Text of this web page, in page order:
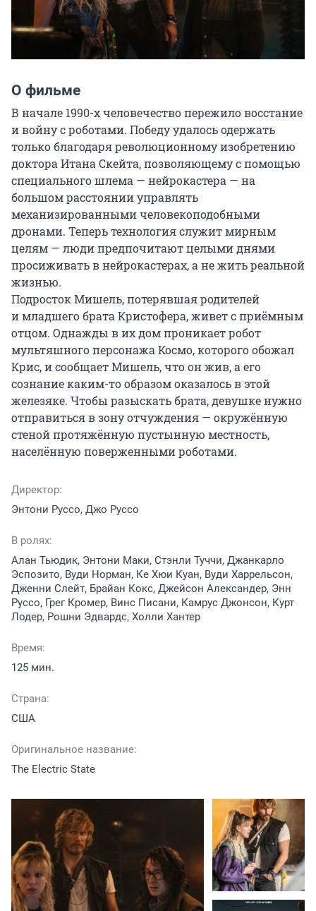
О фильме
В начале 1990-х человечество пережило восстание
и войну с роботами. Победу удалось одержать
только благодаря революционному изобретению
доктора Итана Скейта, позволяющему с помощью
специального шлема — нейрокастера — на
большом расстоянии управлять
механизированными человекоподобными
дронами. Теперь технология служит мирным
целям — люди предпочитают целыми днями
просиживать в нейрокастерах, а не жить реальной
жизнью.
Подросток Мишель, потерявшая родителей
и младшего брата Кристофера, живет с приёмным
отцом. Однажды в их дом проникает робот
мультяшного персонажа Космо, которого обожал
Крис, и сообщает Мишель, что он жив, а его
сознание каким-то образом оказалось в этой
железяке. Чтобы разыскать брата, девушке нужно
отправиться в зону отчуждения — окружённую
стеной протяжённую пустынную местность,
населённую поверженными роботами.
Директор:
Энтони Руссо, Джо Руссо
В ролях:
Алан Тьюдик, Энтони Маки, Стэнли Туччи, Джанкарло
Эспозито, Вуди Норман, Ке Хюи Куан, Вуди Харрельсон,
Дженни Слейт, Брайан Кокс, Джейсон Александер, Энн
Руссо, Грег Кромер, Винс Писани, Камрус Джонсон, Курт
Лодер, Рошни Эдвардс, Холли Хантер
Время:
125 мин.
Страна:
США
Оригинальное название:
The Electric State